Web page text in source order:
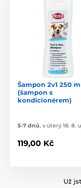
Šampon 2v1 250
(šampon s
kondicionérem)
5-7 dnů, v úterý 18. 8.
119,00 Kč
Už